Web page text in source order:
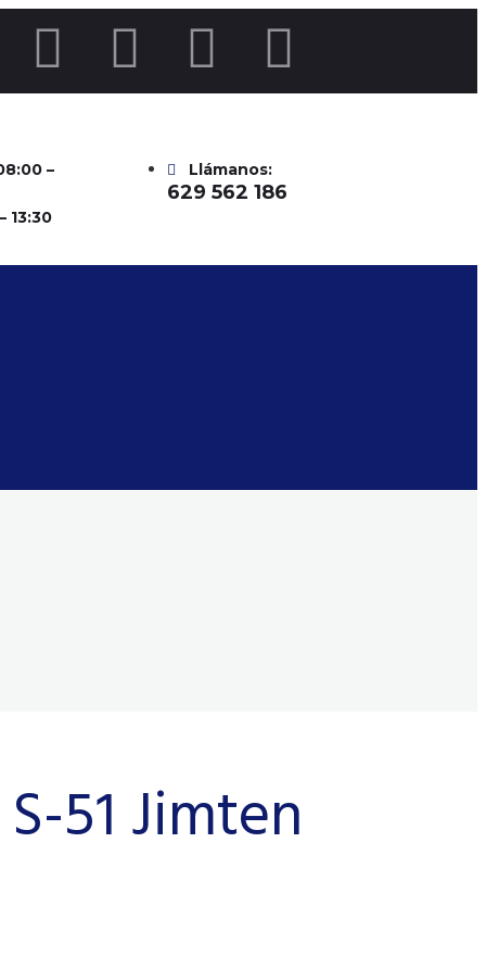
–
13:30
Llámanos:
629 562 186
51 Jimten